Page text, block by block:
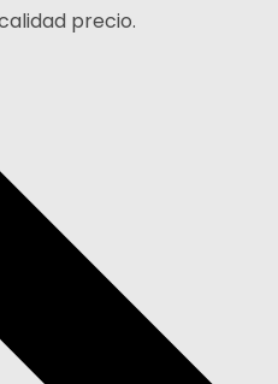
precio.